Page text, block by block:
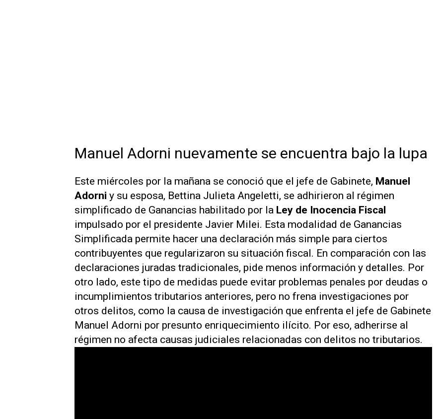
Manuel Adorni nuevamente se encuentra bajo la lupa
Este miércoles por la mañana se conoció que el jefe de Gabinete, Manuel
Adorni y su esposa, Bettina Julieta Angeletti, se adhirieron al régimen
simplificado de Ganancias habilitado por la Ley de Inocencia Fiscal
impulsado por el presidente Javier Milei. Esta modalidad de Ganancias
Simplificada permite hacer una declaración más simple para ciertos
contribuyentes que regularizaron su situación fiscal. En comparación con las
declaraciones juradas tradicionales, pide menos información y detalles. Por
otro lado, este tipo de medidas puede evitar problemas penales por deudas o
incumplimientos tributarios anteriores, pero no frena investigaciones por
otros delitos, como la causa de investigación que enfrenta el jefe de Gabinete
Manuel Adorni por presunto enriquecimiento ilícito. Por eso, adherirse al
régimen no afecta causas judiciales relacionadas con delitos no tributarios.